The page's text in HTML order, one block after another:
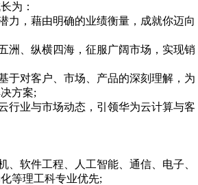
为：
，藉由明确的业绩衡量，成就你迈向
、纵横四海，征服广阔市场，实现销
对客户、市场、产品的深刻理解，为
方案;
业与市场动态，引领华为云计算与客
软件工程、人工智能、通信、电子、
等理工科专业优先;